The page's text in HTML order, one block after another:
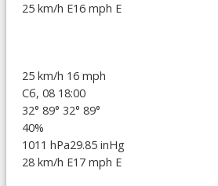
25 km/h E16 mph E
25 km/h 16 mph
Сб, 08 18:00
32° 89° 32° 89°
40%
1011 hPa29.85 inHg
28 km/h E17 mph E